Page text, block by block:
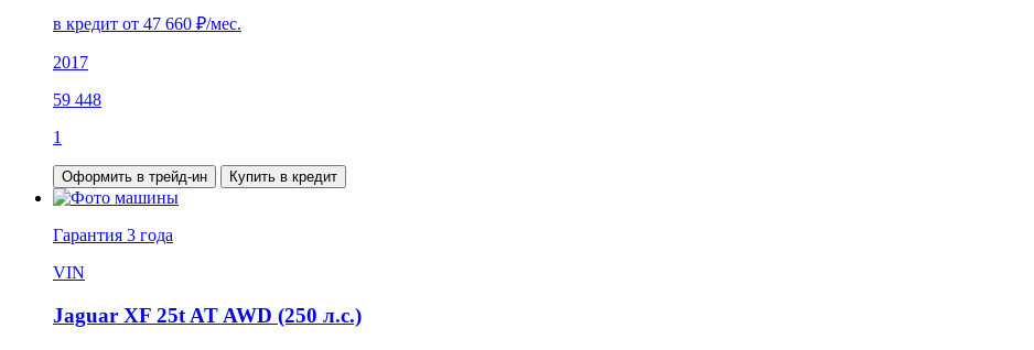
в кредит от 47 660 ₽/мес.
2017
59 448
1
Оформить в трейд-ин Купить в кредит
Гарантия 3 года
VIN
Jaguar XF 25t AT AWD (250 л.с.)